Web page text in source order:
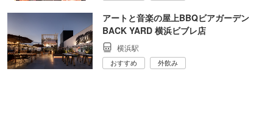
アートと音楽の屋上BBQビアガーデン
BACK YARD 横浜ビブレ店
横浜駅
おすすめ 外飲み